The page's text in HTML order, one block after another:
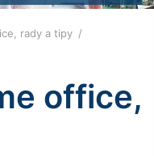
rady a tipy
office,